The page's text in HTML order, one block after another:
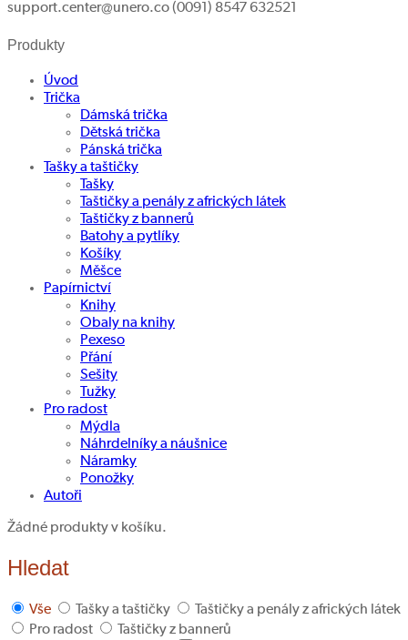
support.center@unero.co (0091) 8547 632521
Produkty
Úvod
Trička
Dámská trička
Dětská trička
Pánská trička
Tašky a taštičky
Tašky
Taštičky a penály z afrických látek
Taštičky z bannerů
Batohy a pytlíky
Košíky
Měšce
Papírnictví
Knihy
Obaly na knihy
Pexeso
Přání
Sešity
Tužky
Pro radost
Mýdla
Náhrdelníky a náušnice
Náramky
Ponožky
Autoři
Žádné produkty v košíku.
Hledat
Vše Tašky a taštičky
Taštičky a penály z afrických látek
Pro radost
Taštičky z bannerů